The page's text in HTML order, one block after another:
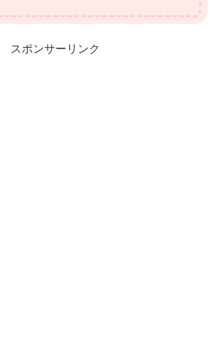
スポンサーリンク